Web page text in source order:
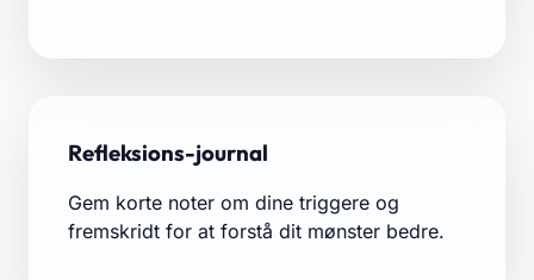
Refleksions-journal
Gem korte noter om dine triggere og
fremskridt for at forstå dit mønster bedre.